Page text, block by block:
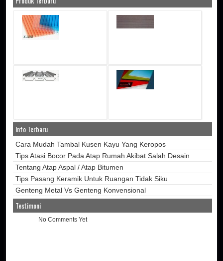
Info Terbaru
Cara Mudah Tambal Kusen Kayu Yang Keropos
Tips Atasi Bocor Pada Atap Rumah Akibat Salah Desain
Tentang Atap Aspal / Atap Bitumen
Tips Pasang Keramik Untuk Ruangan Tidak Siku
Genteng Metal Vs Genteng Konvensional
Testimoni
No Comments Yet